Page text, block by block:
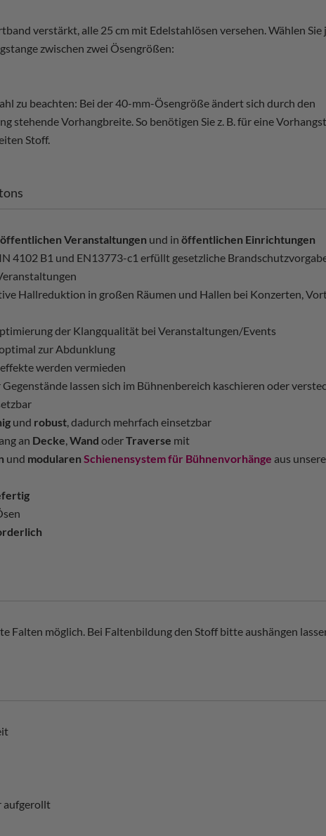
verstärkt, alle 25 cm mit Edelstahlösen versehen. Wählen Sie
zwischen zwei Ösengrößen:
zu beachten: Bei der 40-mm-Ösengröße ändert sich durch den
stehende Vorhangbreite. So benötigen Sie z. B. für eine
Stoff.
öffentlichen Veranstaltungen und in öffentlichen Einrichtungen
4102 B1 und EN13773-c1 erfüllt gesetzliche
Hallreduktion in großen Räumen und Hallen bei Konzerten,
der Klangqualität bei Veranstaltungen/Events
zur Abdunklung
werden vermieden
lassen sich im Bühnenbereich kaschieren oder
und robust, dadurch mehrfach einsetzbar
an Decke,Wand oderTraverse mit
und modularen Schienensystem für Bühnenvorhänge aus
Falten möglich. Bei Faltenbildung den Stoff bitte aushängen
aufgerollt